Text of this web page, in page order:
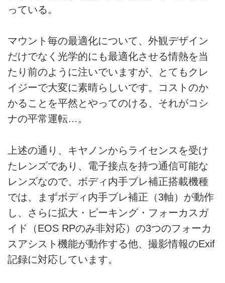
っている。
マウント毎の最適化について、外観デザイン
だけでなく光学的にも最適化させる情熱を当
たり前のように注いでいますが、とてもクレ
イジーで大変に素晴らしいです。コストのか
かることを平然とやってのける、それがコシ
ナの平常運転…。
上述の通り、キヤノンからライセンスを受け
たレンズであり、電子接点を持つ通信可能な
レンズなので、ボディ内手ブレ補正搭載機種
では、まずボディ内手ブレ補正（3軸）が動作
し、さらに拡大・ピーキング・フォーカスガ
イド（EOS RPのみ非対応）の3つのフォーカ
スアシスト機能が動作する他、撮影情報のExif
記録に対応しています。